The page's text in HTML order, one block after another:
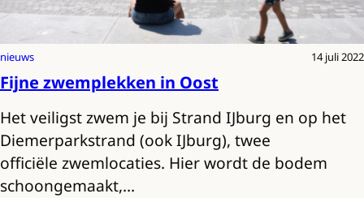
nieuws 14 juli 2022
Fijne zwemplekken in Oost
Het veiligst zwem je bij Strand IJburg en op het
Diemerparkstrand (ook IJburg), twee
officiële zwemlocaties. Hier wordt de bodem
schoongemaakt,…